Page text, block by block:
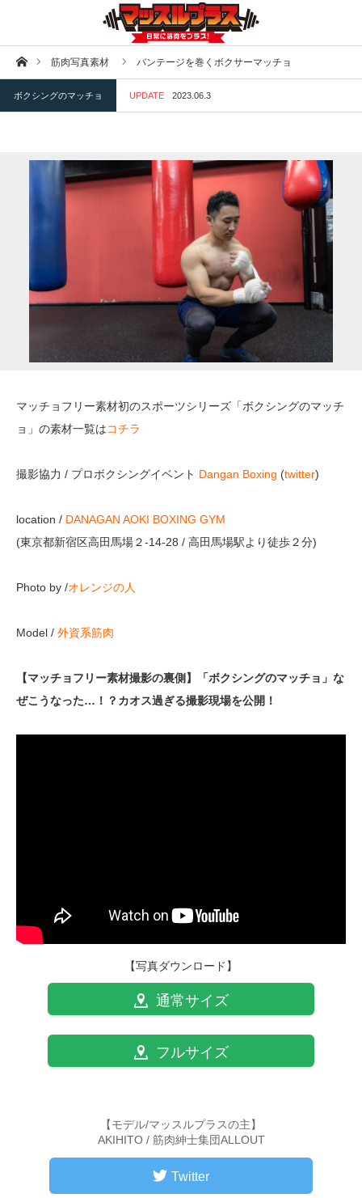
ホーム筋肉写真素材 バンテージを巻くボクサーマッチョ
ボクシングのマッチョ UPDATE 2023.06.3
マッチョフリー素材初のスポーツシリーズ「ボクシングのマッチ
ョ」の素材一覧はコチラ
撮影協力 / プロボクシングイベント Dangan Boxing (twitter)
location / DANAGAN AOKI BOXING GYM
(東京都新宿区高田馬場２-14-28 / 高田馬場駅より徒歩２分)
Photo by /オレンジの人
Model / 外資系筋肉
【マッチョフリー素材撮影の裏側】「ボクシングのマッチョ」な
ぜこうなった…！？カオス過ぎる撮影現場を公開！
【写真ダウンロード】
通常サイズ
フルサイズ
【モデル/マッスルプラスの主】
AKIHITO / 筋肉紳士集団ALLOUT
Twitter